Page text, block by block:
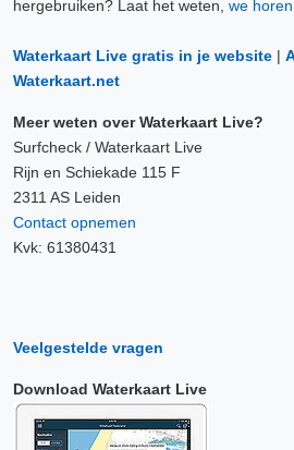
hergebruiken? Laat het weten, we
Waterkaart Live gratis in je website |
Waterkaart.net
Meer weten over Waterkaart Live?
Surfcheck / Waterkaart Live
Rijn en Schiekade 115 F
2311 AS Leiden
Contact opnemen
Kvk: 61380431
Veelgestelde vragen
Download Waterkaart Live